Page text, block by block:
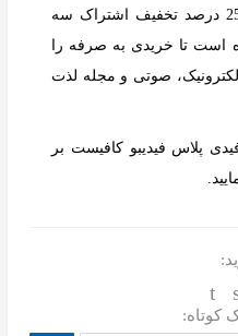
فیدیبویی‌های عزیز فیدی پلاس 25 درصد تخفیف اشتراک سه
است تا خریدی به صرفه را
صوتی و مجله لذت
پلاس فیدیبو کافیست بر
کوتاه: